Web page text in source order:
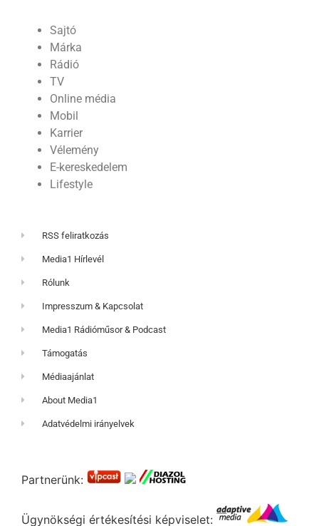
Sajtó
Márka
Rádió
TV
Online média
Mobil
Karrier
Vélemény
E-kereskedelem
Lifestyle
RSS feliratkozás
Media1 Hírlevél
Rólunk
Impresszum & Kapcsolat
Media1 Rádióműsor & Podcast
Támogatás
Médiaajánlat
About Media1
Adatvédelmi irányelvek
Partnerünk:
Ügynökségi értékesítési képviselet: